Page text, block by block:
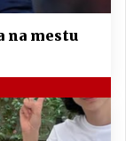
na mestu